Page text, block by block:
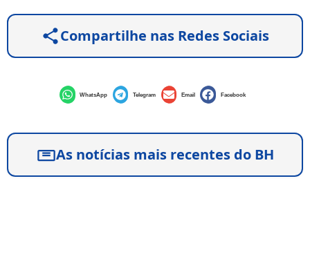
Compartilhe nas Redes Sociais
WhatsApp Telegram Email Facebook
As notícias mais recentes do BH